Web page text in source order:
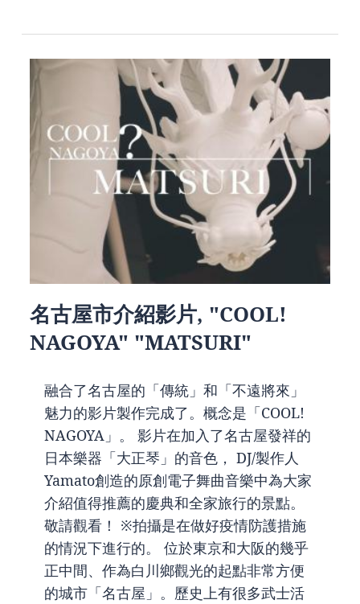
名古屋市介紹影片, "COOL!
NAGOYA" "MATSURI"
融合了名古屋的「傳統」和「不遠將來」
魅力的影片製作完成了。概念是「COOL!
NAGOYA」。 影片在加入了名古屋發祥的
日本樂器「大正琴」的音色， DJ/製作人
Yamato創造的原創電子舞曲音樂中為大家
介紹值得推薦的慶典和全家旅行的景點。
敬請觀看！ ※拍攝是在做好疫情防護措施
的情況下進行的。 位於東京和大阪的幾乎
正中間、作為白川鄉觀光的起點非常方便
的城市「名古屋」。歷史上有很多武士活